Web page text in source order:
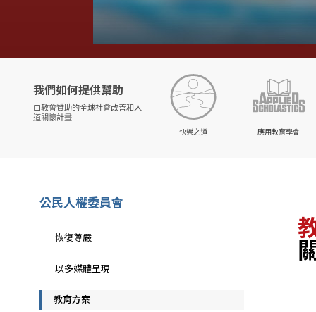
我們如何提供幫助
由教會贊助的全球社會改善和人
道關懷計畫
快樂之道
應用教育學會
公民人權委員會
恢復尊嚴
以多媒體呈現
教育方案